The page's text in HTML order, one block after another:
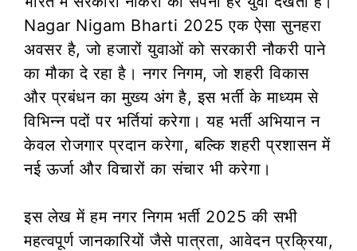
Nagar Nigam Bharti 2025 एक ऐसा सुनहरा
अवसर है, जो हजारों युवाओं को सरकारी नौकरी पाने
का मौका दे रहा है। नगर निगम, जो शहरी विकास
और प्रबंधन का मुख्य अंग है, इस भर्ती के माध्यम से
विभिन्न पदों पर भर्तियां करेगा। यह भर्ती अभियान न
केवल रोजगार प्रदान करेगा, बल्कि शहरी प्रशासन में
नई ऊर्जा और विचारों का संचार भी करेगा।
इस लेख में हम नगर निगम भर्ती 2025 की सभी
महत्वपूर्ण जानकारियों जैसे पात्रता, आवेदन प्रक्रिया,